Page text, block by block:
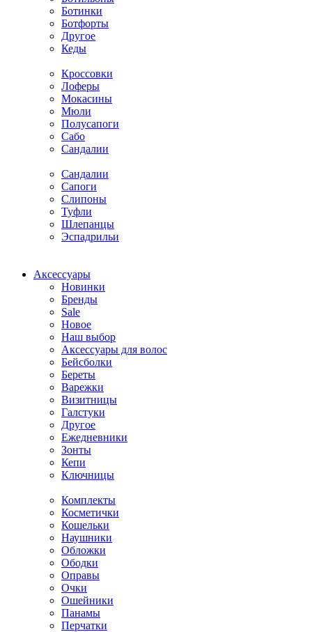
Ботинки
Ботфорты
Другое
Кеды
Кроссовки
Лоферы
Мокасины
Мюли
Полусапоги
Сабо
Сандалии
Сандалии
Сапоги
Слипоны
Туфли
Шлепанцы
Эспадрильи
Аксессуары
Новинки
Бренды
Sale
Новое
Наш выбор
Аксессуары для волос
Бейсболки
Береты
Варежки
Визитницы
Галстуки
Другое
Ежедневники
Зонты
Кепи
Ключницы
Комплекты
Косметички
Кошельки
Наушники
Обложки
Ободки
Оправы
Очки
Ошейники
Панамы
Перчатки